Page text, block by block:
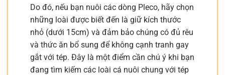
Do đó, nếu bạn nuôi các dòng Pleco, hãy chọn
những loài được biết đến là giữ kích thước
nhỏ (dưới 15cm) và đảm bảo chúng có đủ rêu
và thức ăn bổ sung để không cạnh tranh gay
gắt với tép. Đây là một điểm cần chú ý khi bạn
đang tìm kiếm các loài cá nuôi chung với tép